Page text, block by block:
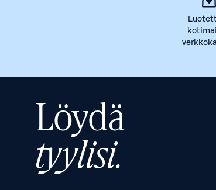
Löydä
tyylisi.